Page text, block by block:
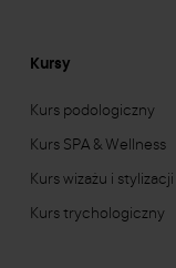
Kursy
Kurs podologiczny
Kurs SPA & Wellness
Kurs wizażu i stylizacji
Kurs trychologiczny